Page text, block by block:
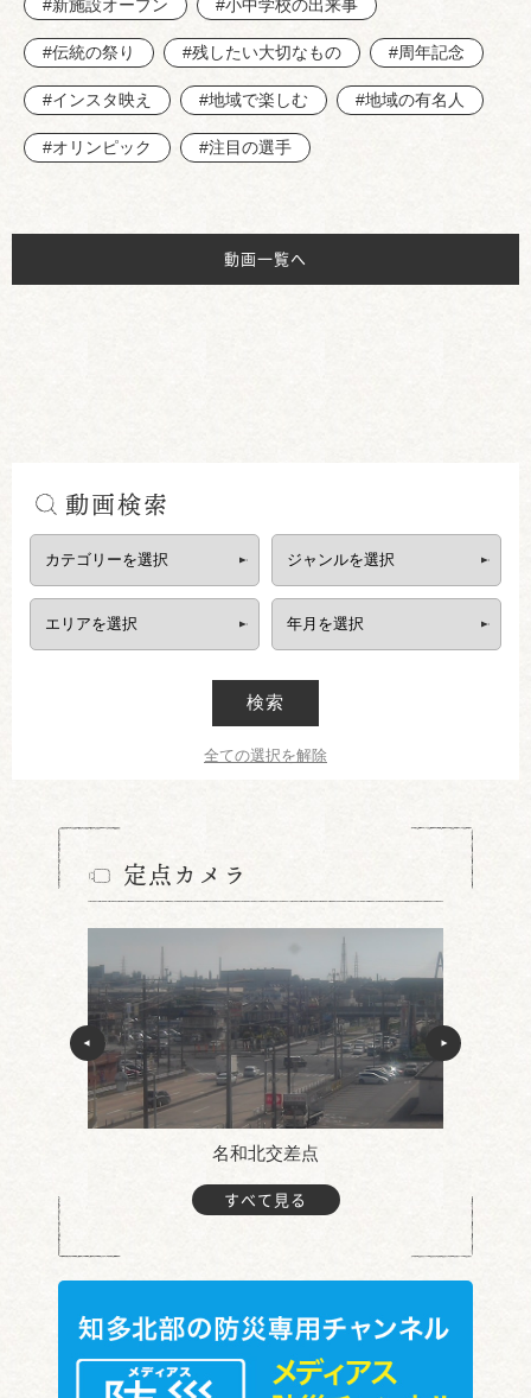
#新施設オープン #小中学校の出来事
#伝統の祭り #残したい大切なもの #周年記念
#インスタ映え #地域で楽しむ #地域の有名人
#オリンピック #注目の選手
動画一覧へ
動画検索
検索
全ての選択を解除
定点カメラ
名和北交差点
すべて見る